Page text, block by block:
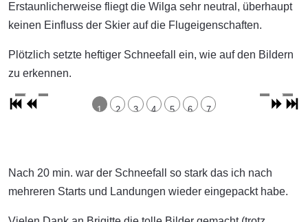
Erstaunlicherweise fliegt die Wilga sehr neutral, überhaupt
keinen Einfluss der Skier auf die Flugeigenschaften.
Plötzlich setzte heftiger Schneefall ein, wie auf den Bildern
zu erkennen.
1 2 3 4 5 6 7
Nach 20 min. war der Schneefall so stark das ich nach
mehreren Starts und Landungen wieder eingepackt habe.